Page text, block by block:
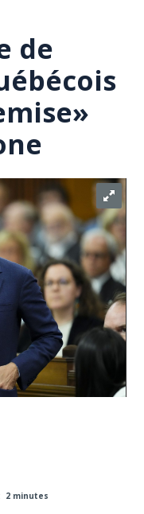
de
2 minutes